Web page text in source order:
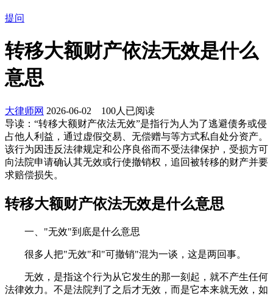
提问
转移大额财产依法无效是什么
意思
大律师网 2026-06-02 100人已阅读
导读： “转移大额财产依法无效”是指行为人为了逃避债务或侵
占他人利益，通过虚假交易、无偿赠与等方式私自处分资产。
该行为因违反法律规定和公序良俗而不受法律保护，受损方可
向法院申请确认其无效或行使撤销权，追回被转移的财产并要
求赔偿损失。
转移大额财产依法无效是什么意思
一、"无效"到底是什么意思
很多人把"无效"和"可撤销"混为一谈，这是两回事。
无效，是指这个行为从它发生的那一刻起，就不产生任何
法律效力。不是法院判了之后才无效，而是它本来就无效，如